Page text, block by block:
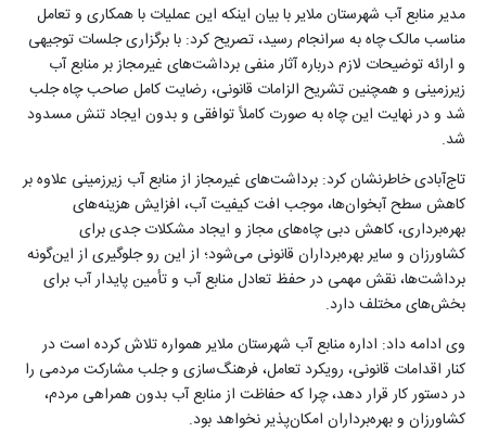
مدیر منابع آب شهرستان ملایر با بیان اینکه این عملیات با همکاری و تعامل
مناسب مالک چاه به سرانجام رسید، تصریح کرد: با برگزاری جلسات توجیهی
و ارائه توضیحات لازم درباره آثار منفی برداشت‌های غیرمجاز بر منابع آب
زیرزمینی و همچنین تشریح الزامات قانونی، رضایت کامل صاحب چاه جلب
شد و در نهایت این چاه به صورت کاملاً توافقی و بدون ایجاد تنش مسدود
شد.
تاج‌آبادی خاطرنشان کرد: برداشت‌های غیرمجاز از منابع آب زیرزمینی علاوه بر
کاهش سطح آبخوان‌ها، موجب افت کیفیت آب، افزایش هزینه‌های
بهره‌برداری، کاهش دبی چاه‌های مجاز و ایجاد مشکلات جدی برای
کشاورزان و سایر بهره‌برداران قانونی می‌شود؛ از این رو جلوگیری از این‌گونه
برداشت‌ها، نقش مهمی در حفظ تعادل منابع آب و تأمین پایدار آب برای
بخش‌های مختلف دارد.
وی ادامه داد: اداره منابع آب شهرستان ملایر همواره تلاش کرده است در
کنار اقدامات قانونی، رویکرد تعامل، فرهنگ‌سازی و جلب مشارکت مردمی را
در دستور کار قرار دهد، چرا که حفاظت از منابع آب بدون همراهی مردم،
کشاورزان و بهره‌برداران امکان‌پذیر نخواهد بود.